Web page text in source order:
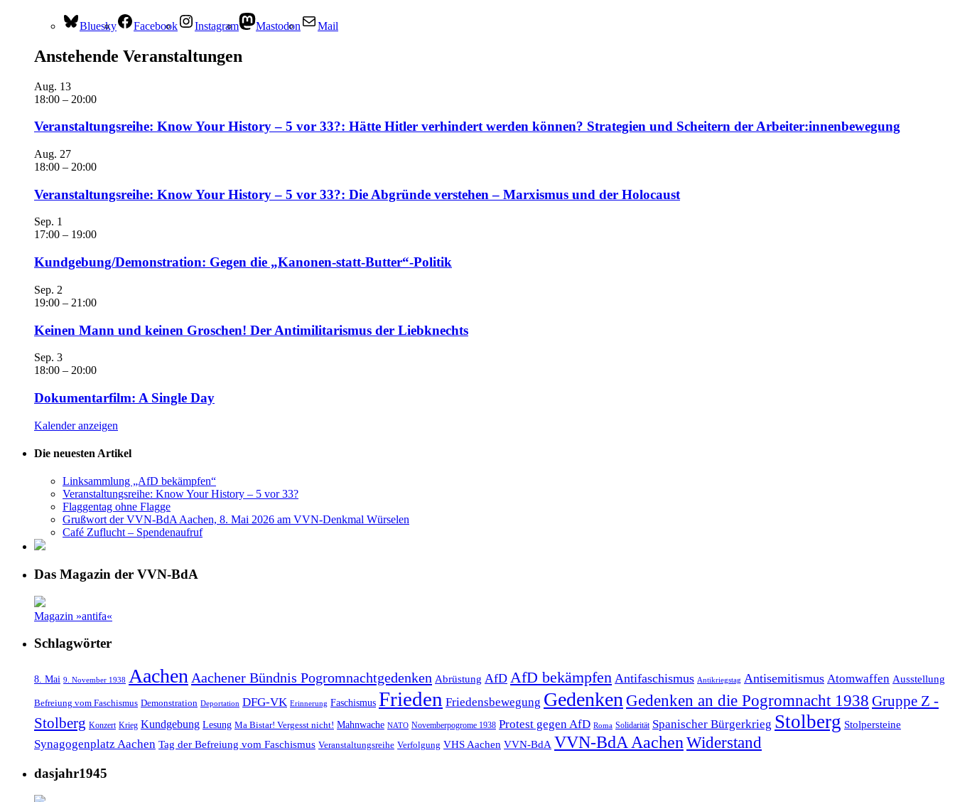
Bluesky Facebook Instagram Mastodon Mail
Anstehende Veranstaltungen
Aug. 13
18:00 – 20:00
Veranstaltungsreihe: Know Your History – 5 vor 33?: Hätte Hitler verhindert werden können? Strategien und Scheitern der Arbeiter:innenbewegung
Aug. 27
18:00 – 20:00
Veranstaltungsreihe: Know Your History – 5 vor 33?: Die Abgründe verstehen – Marxismus und der Holocaust
Sep. 1
17:00 – 19:00
Kundgebung/Demonstration: Gegen die „Kanonen-statt-Butter“-Politik
Sep. 2
19:00 – 21:00
Keinen Mann und keinen Groschen! Der Antimilitarismus der Liebknechts
Sep. 3
18:00 – 20:00
Dokumentarfilm: A Single Day
Kalender anzeigen
Die neuesten Artikel
Linksammlung „AfD bekämpfen“
Veranstaltungsreihe: Know Your History – 5 vor 33?
Flaggentag ohne Flagge
Grußwort der VVN-BdA Aachen, 8. Mai 2026 am VVN-Denkmal Würselen
Café Zuflucht – Spendenaufruf
Das Magazin der VVN-BdA
Magazin »antifa«
Schlagwörter
8. Mai 9. November 1938 Aachen Aachener Bündnis Pogromnachtgedenken Abrüstung AfD AfD bekämpfen Antifaschismus Antikriegstag Antisemitismus Atomwaffen Ausstellung
Befreiung vom Faschismus Demonstration Deportation DFG-VK Erinnerung Faschismus Frieden Friedensbewegung Gedenken Gedenken an die Pogromnacht 1938 Gruppe Z -
Stolberg Konzert Krieg Kundgebung Lesung Ma Bistar! Vergesst nicht! Mahnwache NATO Novemberpogrome 1938 Protest gegen AfD Roma Solidarität Spanischer Bürgerkrieg Stolberg Stolpersteine
Synagogenplatz Aachen Tag der Befreiung vom Faschismus Veranstaltungsreihe Verfolgung VHS Aachen VVN-BdA VVN-BdA AachenWiderstand
dasjahr1945